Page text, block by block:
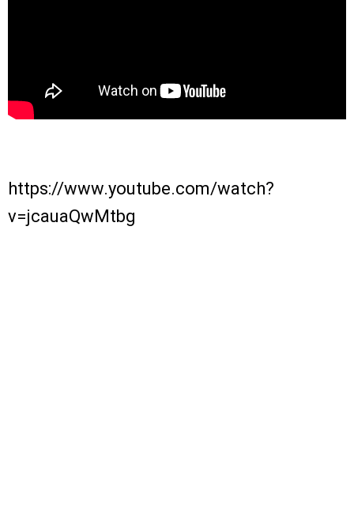
https://www.youtube.com/watch?
v=jcauaQwMtbg